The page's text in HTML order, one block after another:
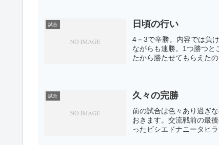
試合 日頃の行い
4－3で辛勝。内容では負
ながらも連勝。1つ勝つと
たから勝たせてもらえた
試合 久々の完勝
前の試合は色々あり過ぎ
おきます。交流戦前の最
ったビシエドナニータヒ